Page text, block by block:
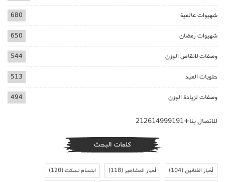
شهيوات عالمية 680
شهيوات رمضان 650
وصفات لانقاص الوزن 544
حلويات العيد 513
وصفات لزيادة الوزن 494
للاتصال بنا+212614999191
كلمات البحث
أخبار الفنانين(104) أخبار المشاهير(118) ابتسام تسكت(120)